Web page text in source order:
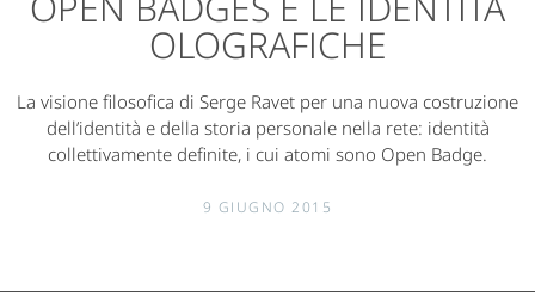
OLOGRAFICHE
La visione filosofica di Serge Ravet per una nuova costruzione
dell’identità e della storia personale nella rete: identità
collettivamente definite, i cui atomi sono Open Badge.
9 GIUGNO 2015